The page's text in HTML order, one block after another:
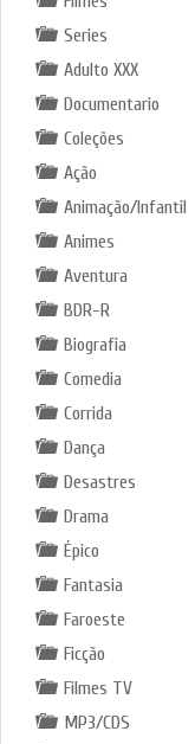
Series
Adulto XXX
Documentario
Coleções
Ação
Animação/Infantil
Animes
Aventura
BDR-R
Biografia
Comedia
Corrida
Dança
Desastres
Drama
Épico
Fantasia
Faroeste
Ficção
Filmes TV
MP3/CDS